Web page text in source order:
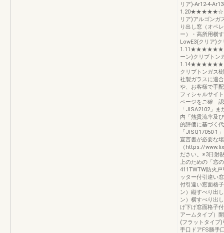
リア)-Ar12-4-
リア)アルゴン
り出し窓（オペ
ー）・高所用横
LowE3(クリア)
ーン)クリプトン
クリプトンガ
社製ガラスに適
や、お客様で手
フィシャルサイ
ページをご確 認
「JISA2102」
内「熱貫流率及
的評価に基づく
「JISQ17050-1
宣言書が必要な
（https://
ださい。※3日射
上のための「窓
411TWTW防火
ッター付引違い
付引違い窓面格
ン）縦すべり出
ン）横すべり出
げ下げ窓面格子
アームタイプ）
(フラットタイプ
手口ドアFS勝手